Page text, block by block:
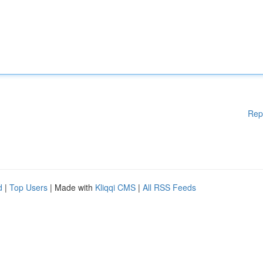
| Top Users | Made with Kliqqi CMS | All RSS Feeds